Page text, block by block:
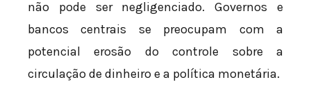
não pode ser negligenciado. Governos e
bancos centrais se preocupam com a
potencial erosão do controle sobre a
circulação de dinheiro e a política monetária.